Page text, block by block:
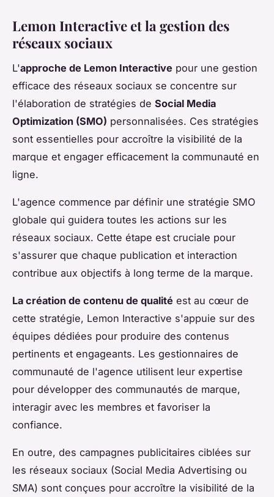
Lemon Interactive et la gestion des
réseaux sociaux
L'approche de Lemon Interactive pour une gestion
efficace des réseaux sociaux se concentre sur
l'élaboration de stratégies de Social Media
Optimization (SMO) personnalisées. Ces stratégies
sont essentielles pour accroître la visibilité de la
marque et engager efficacement la communauté en
ligne.
L'agence commence par définir une stratégie SMO
globale qui guidera toutes les actions sur les
réseaux sociaux. Cette étape est cruciale pour
s'assurer que chaque publication et interaction
contribue aux objectifs à long terme de la marque.
La création de contenu de qualité est au cœur de
cette stratégie, Lemon Interactive s'appuie sur des
équipes dédiées pour produire des contenus
pertinents et engageants. Les gestionnaires de
communauté de l'agence utilisent leur expertise
pour développer des communautés de marque,
interagir avec les membres et favoriser la
confiance.
En outre, des campagnes publicitaires ciblées sur
les réseaux sociaux (Social Media Advertising ou
SMA) sont conçues pour accroître la visibilité de la